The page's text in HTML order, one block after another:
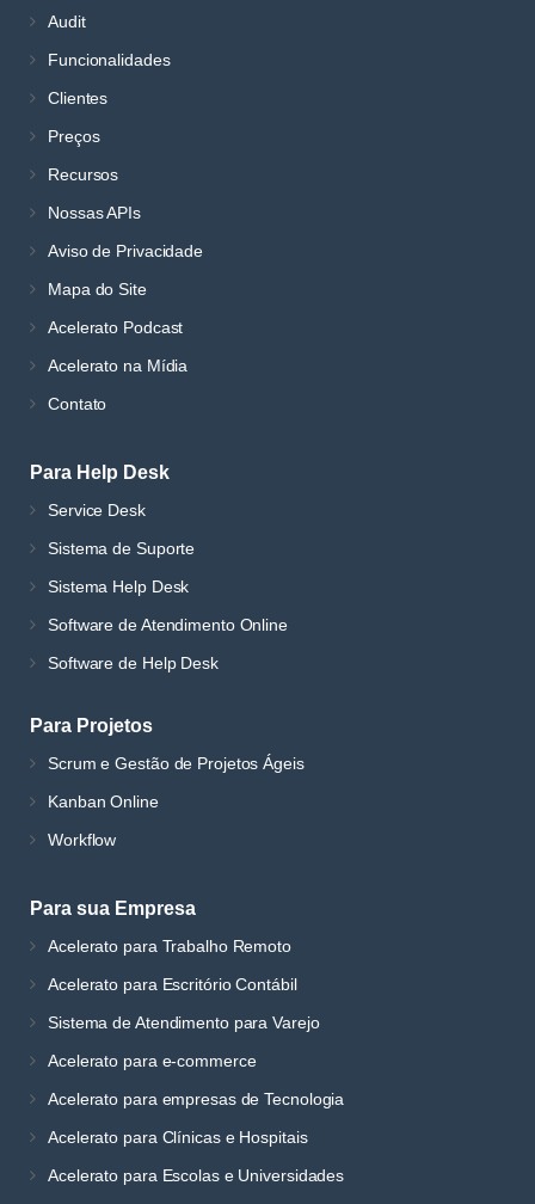
Audit
Funcionalidades
Clientes
Preços
Recursos
Nossas APIs
Aviso de Privacidade
Mapa do Site
Acelerato Podcast
Acelerato na Mídia
Contato
Para Help Desk
Service Desk
Sistema de Suporte
Sistema Help Desk
Software de Atendimento Online
Software de Help Desk
Para Projetos
Scrum e Gestão de Projetos Ágeis
Kanban Online
Workflow
Para sua Empresa
Acelerato para Trabalho Remoto
Acelerato para Escritório Contábil
Sistema de Atendimento para Varejo
Acelerato para e-commerce
Acelerato para empresas de Tecnologia
Acelerato para Clínicas e Hospitais
Acelerato para Escolas e Universidades